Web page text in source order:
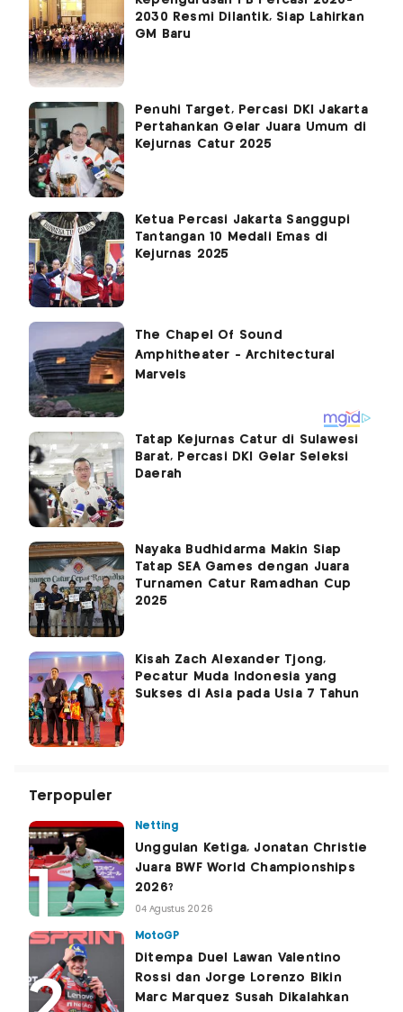
2030 Resmi Dilantik, Siap Lahirkan
GM Baru
Penuhi Target, Percasi DKI Jakarta
Pertahankan Gelar Juara Umum di
Kejurnas Catur 2025
Ketua Percasi Jakarta Sanggupi
Tantangan 10 Medali Emas di
Kejurnas 2025
Tatap Kejurnas Catur di Sulawesi
Barat, Percasi DKI Gelar Seleksi
Daerah
Nayaka Budhidarma Makin Siap
Tatap SEA Games dengan Juara
Turnamen Catur Ramadhan Cup
2025
Kisah Zach Alexander Tjong,
Pecatur Muda Indonesia yang
Sukses di Asia pada Usia 7 Tahun
Terpopuler
Netting
Unggulan Ketiga, Jonatan Christie
Juara BWF World Championships
2026?
04 Agustus 2026
MotoGP
Ditempa Duel Lawan Valentino
Rossi dan Jorge Lorenzo Bikin
Marc Marquez Susah Dikalahkan